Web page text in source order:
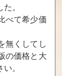
買取価格
王3
。
べて希少価
無くしてし
の価格と大
。